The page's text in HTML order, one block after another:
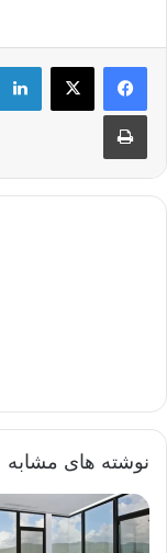
چاپ
نوشته های مشابه